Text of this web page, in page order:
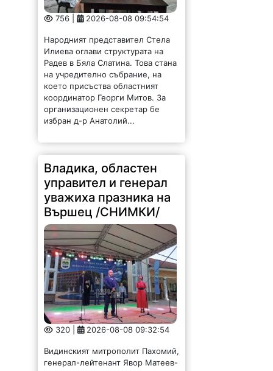
756 | 2026-08-08 09:54:54
Илиева оглави структурата на
Радев в Бяла Слатина. Това стана
на учредително събрание, на
което присъства областният
координатор Георги Митов. За
организационен секретар бе
избран д-р Анатолий...
Владика, областен
управител и генерал
уважиха празника на
Вършец /СНИМКИ/
320 | 2026-08-08 09:32:54
генерал-лейтенант Явор Матеев-
военен представител на